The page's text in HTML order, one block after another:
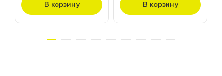
В корзину В корзину